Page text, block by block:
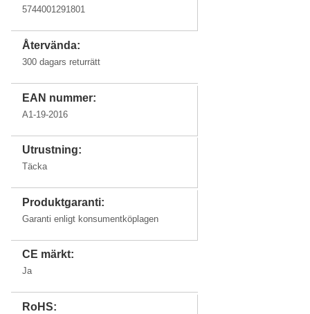
5744001291801
Återvända:
300 dagars returrätt
EAN nummer:
A1-19-2016
Utrustning:
Täcka
Produktgaranti:
Garanti enligt konsumentköplagen
CE märkt:
Ja
RoHS: